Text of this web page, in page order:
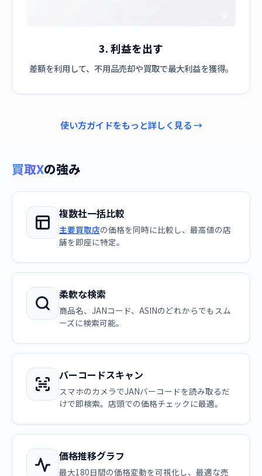
3. 利益を出す
差額を利用して、不用品売却や買取で最大利益を獲得。
使い方ガイドをもっと詳しく見る →
買取Xの強み
複数社一括比較
主要買取店の価格を同時に比較し、最高値の店
舗を即座に特定。
柔軟な検索
商品名、JANコード、ASINのどれからでもスム
ーズに検索可能。
バーコードスキャン
スマホのカメラでJANバーコードを読み取るだ
けで即検索。店頭での価格チェックに最適。
価格推移グラフ
最大180日間の価格変動を可視化し、最適な売